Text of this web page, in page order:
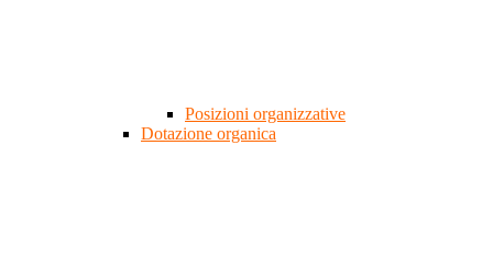
Posizioni organizzative
Dotazione organica